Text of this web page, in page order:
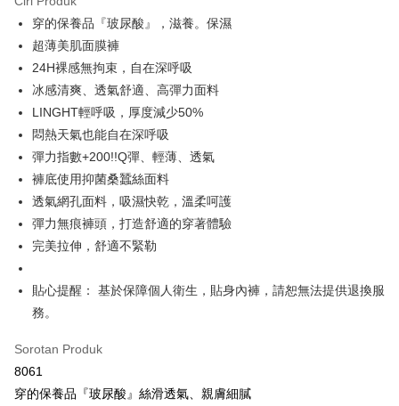
Apple Pay
JKOPAY
Easy Wallet
Plus PAY
[Terma Penggunaan untuk OP Pay Later]
Perkhidmatan ini disediakan oleh Taiwan Mobile dan tersedia untuk
pengguna Taiwan Mobile tanpa memerlukan permohonan tambahan.
Jika anda memilih OP Pay Later sebagai kaedah pembayaran, sistem
akan mengarahkan anda secara automatik ke proses transaksi OP Pay
mudah alih anda, memilih bilangan ansuran, dan menetapkan tarikh
disahkan.
yang dikenakan adalah tertakluk kepada maklumat yang dinyatakan
AFTEE
Deskripsi
Pertama, Mengenai Perkhidmatan AFTEE Beli Sekarang Bayar Kemudian
2. Anda boleh meneruskan pembayaran selepas pengesahan SMS.
3. Tiada bayaran diperlukan apabila pesanan disahkan. Produk akan
manakala ahli aplikasi akan menerima pemberitahuan tolak aplikasi
AFTEE.
5. Tiada bayaran diperlukan apabila anda menerima produk. Sila buat
「Hami Point」為中華電信所提供之點數服務，可於會員專區綁定中華電信
會員帳號後，即可在購物車使用 Hami Point 折抵消費金額 (1點等於1元)。
Pemindahan ATM
Tunai semasa Penghantaran
Pilihan Penghantaran
穿的保養品『玻尿酸』，滋養。保濕
超薄美肌面膜褲
24H裸感無拘束，自在深呼吸
冰感清爽、透氣舒適、高彈力面料
LINGHT輕呼吸，厚度減少50%
悶熱天氣也能自在深呼吸
彈力指數+200!!Q彈、輕薄、透氣
褲底使用抑菌桑蠶絲面料
透氣網孔面料，吸濕快乾，溫柔呵護
彈力無痕褲頭，打造舒適的穿著體驗
完美拉伸，舒適不緊勒
貼心提醒： 基於保障個人衛生，貼身內褲，請恕無法提供退換服
務。
Sorotan Produk
8061
穿的保養品『玻尿酸』絲滑透氣、親膚細膩